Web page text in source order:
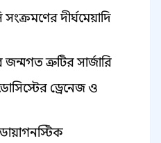
দীর্ঘমেয়াদি
ত্রুটির সার্জারি
ড্রেনেজ ও